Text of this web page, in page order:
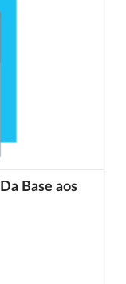
Base aos